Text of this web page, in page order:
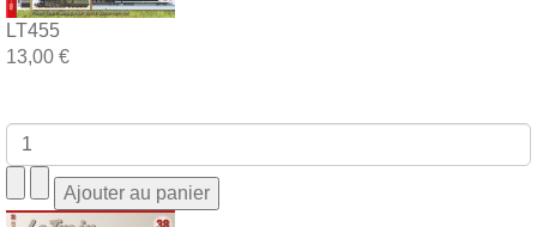
LT455
13,00 €